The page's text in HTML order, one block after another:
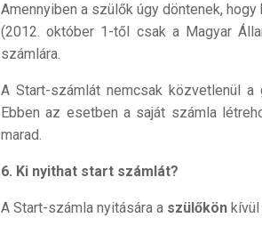
Amennyiben a szülők úgy döntenek,
(2012. október 1-től csak a Magyar
számlára.
A Start-számlát nemcsak közvetlenül
Ebben az esetben a saját számla
marad.
6. Ki nyithat start számlát?
A Start-számla nyitására a szülőkön